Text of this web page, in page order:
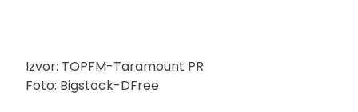
Izvor: TOPFM-Taramount PR
Foto: Bigstock-DFree